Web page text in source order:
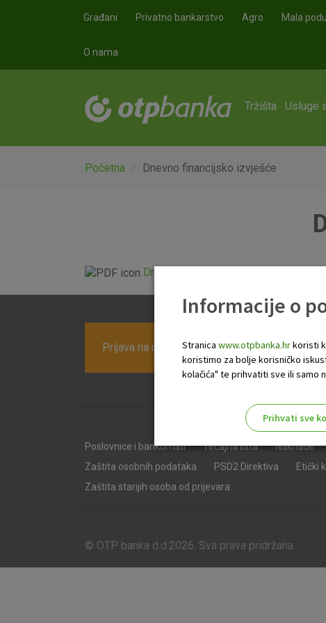
Građani Privatno bankarstvo Agro Mala
O nama
Tržišta Usluge
Početna Dnevno financijsko izvješće
Dnevno financijsko izvješće.pdf
Prijava na newsletter OTP banke
Poslovnice i bankomati Tečajna lista Naknade
Zaštita osobnih podataka
PSD2 Direktiva Etički
Zaštita starijih osoba od prijevara
© OTP banka d.d.2026. Sva prava pridržana.
Informacije o
Stranica www.otpbanka.hrkoristi
koristimo za bolje korisničko
kolačića" te prihvatiti sve ili samo
Prihvati sve